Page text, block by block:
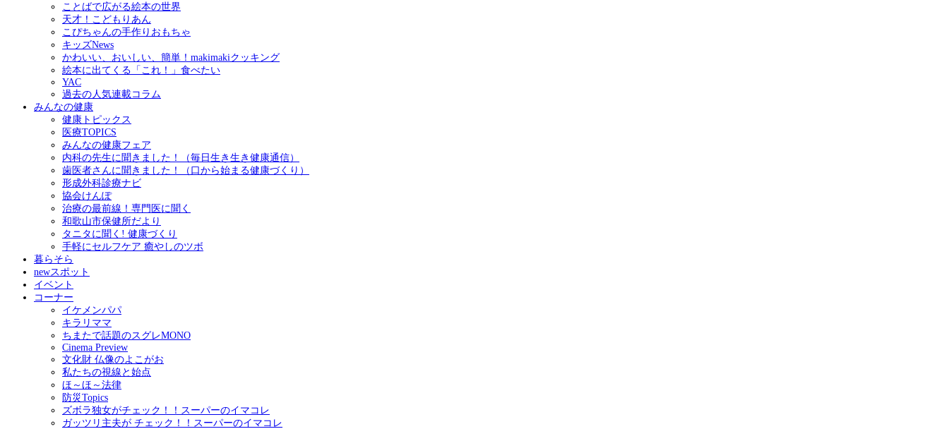
ことばで広がる絵本の世界
天才！こどもりあん
こぴちゃんの手作りおもちゃ
キッズNews
かわいい、おいしい、簡単！makimakiクッキング
絵本に出てくる「これ！」食べたい
YAC
過去の人気連載コラム
みんなの健康
健康トピックス
医療TOPICS
みんなの健康フェア
内科の先生に聞きました！（毎日生き生き健康通信）
歯医者さんに聞きました！（口から始まる健康づくり）
形成外科診療ナビ
協会けんぽ
治療の最前線！専門医に聞く
和歌山市保健所だより
タニタに聞く! 健康づくり
手軽にセルフケア 癒やしのツボ
暮らそら
newスポット
イベント
コーナー
イケメンパパ
キラリママ
ちまたで話題のスグレMONO
Cinema Preview
文化財 仏像のよこがお
私たちの視線と始点
ほ～ほ～法律
防災Topics
ズボラ独女がチェック！！スーパーのイマコレ
ガッツリ主夫が チェック！！スーパーのイマコレ